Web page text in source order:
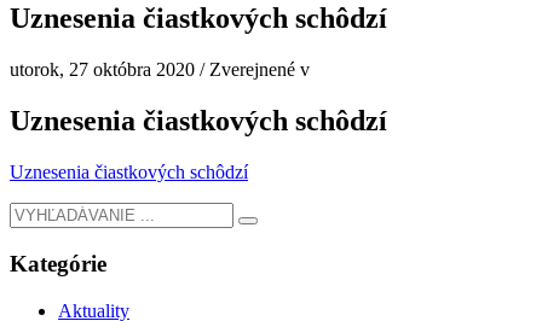
Uznesenia čiastkových schôdzí
utorok, 27 októbra 2020 / Zverejnené v
Uznesenia čiastkových schôdzí
Uznesenia čiastkových schôdzí
Kategórie
Aktuality